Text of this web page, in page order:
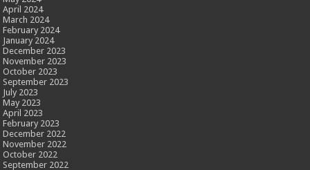
April 2024
March 2024
February 2024
January 2024
December 2023
November 2023
October 2023
September 2023
July 2023
May 2023
April 2023
February 2023
December 2022
November 2022
October 2022
September 2022